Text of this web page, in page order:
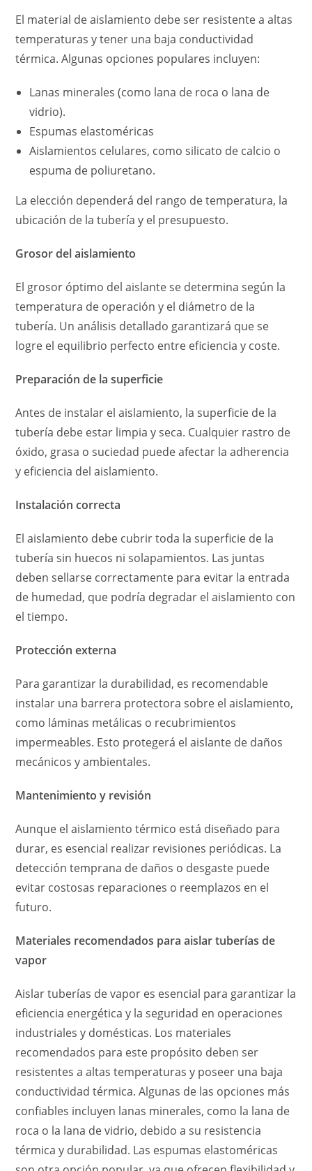
El material de aislamiento debe ser resistente a altas
temperaturas y tener una baja conductividad
térmica. Algunas opciones populares incluyen:
Lanas minerales (como lana de roca o lana de
vidrio).
Espumas elastoméricas
Aislamientos celulares, como silicato de calcio o
espuma de poliuretano.
La elección dependerá del rango de temperatura, la
ubicación de la tubería y el presupuesto.
Grosor del aislamiento
El grosor óptimo del aislante se determina según la
temperatura de operación y el diámetro de la
tubería. Un análisis detallado garantizará que se
logre el equilibrio perfecto entre eficiencia y coste.
Preparación de la superficie
Antes de instalar el aislamiento, la superficie de la
tubería debe estar limpia y seca. Cualquier rastro de
óxido, grasa o suciedad puede afectar la adherencia
y eficiencia del aislamiento.
Instalación correcta
El aislamiento debe cubrir toda la superficie de la
tubería sin huecos ni solapamientos. Las juntas
deben sellarse correctamente para evitar la entrada
de humedad, que podría degradar el aislamiento con
el tiempo.
Protección externa
Para garantizar la durabilidad, es recomendable
instalar una barrera protectora sobre el aislamiento,
como láminas metálicas o recubrimientos
impermeables. Esto protegerá el aislante de daños
mecánicos y ambientales.
Mantenimiento y revisión
Aunque el aislamiento térmico está diseñado para
durar, es esencial realizar revisiones periódicas. La
detección temprana de daños o desgaste puede
evitar costosas reparaciones o reemplazos en el
futuro.
Materiales recomendados para aislar tuberías de
vapor
Aislar tuberías de vapor es esencial para garantizar la
eficiencia energética y la seguridad en operaciones
industriales y domésticas. Los materiales
recomendados para este propósito deben ser
resistentes a altas temperaturas y poseer una baja
conductividad térmica. Algunas de las opciones más
confiables incluyen lanas minerales, como la lana de
roca o la lana de vidrio, debido a su resistencia
térmica y durabilidad. Las espumas elastoméricas